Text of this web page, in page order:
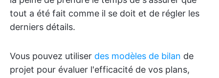
tout a été fait comme il se doit et de régler les
derniers détails.
Vous pouvez utiliser des modèles de bilan de
projet pour évaluer l'efficacité de vos plans,